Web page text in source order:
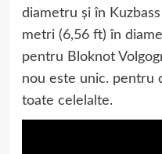
diametru și în
metri (6,56 ft) în
pentru Bloknot
nou este unic. pentru
toate celelalte.